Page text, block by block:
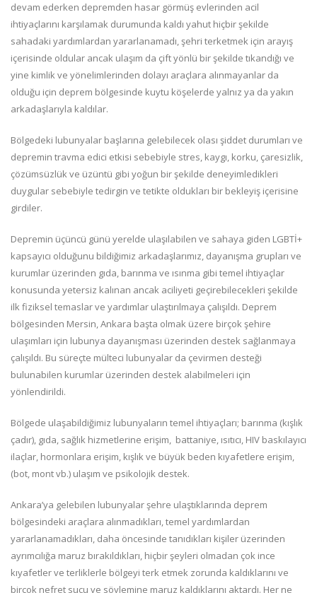
devam ederken depremden hasar görmüş evlerinden acil
ihtiyaçlarını karşılamak durumunda kaldı yahut hiçbir şekilde
sahadaki yardımlardan yararlanamadı, şehri terketmek için arayış
içerisinde oldular ancak ulaşım da çift yönlü bir şekilde tıkandığı ve
yine kimlik ve yönelimlerinden dolayı araçlara alınmayanlar da
olduğu için deprem bölgesinde kuytu köşelerde yalnız ya da yakın
arkadaşlarıyla kaldılar.
Bölgedeki lubunyalar başlarına gelebilecek olası şiddet durumları ve
depremin travma edici etkisi sebebiyle stres, kaygı, korku, çaresizlik,
çözümsüzlük ve üzüntü gibi yoğun bir şekilde deneyimledikleri
duygular sebebiyle tedirgin ve tetikte oldukları bir bekleyiş içerisine
girdiler.
Depremin üçüncü günü yerelde ulaşılabilen ve sahaya giden LGBTİ+
kapsayıcı olduğunu bildiğimiz arkadaşlarımız, dayanışma grupları ve
kurumlar üzerinden gıda, barınma ve ısınma gibi temel ihtiyaçlar
konusunda yetersiz kalınan ancak aciliyeti geçirebilecekleri şekilde
ilk fiziksel temaslar ve yardımlar ulaştırılmaya çalışıldı. Deprem
bölgesinden Mersin, Ankara başta olmak üzere birçok şehire
ulaşımları için lubunya dayanışması üzerinden destek sağlanmaya
çalışıldı. Bu süreçte mülteci lubunyalar da çevirmen desteği
bulunabilen kurumlar üzerinden destek alabilmeleri için
yönlendirildi.
Bölgede ulaşabildiğimiz lubunyaların temel ihtiyaçları; barınma (kışlık
çadır), gıda, sağlık hizmetlerine erişim, battaniye, ısıtıcı, HIV baskılayıcı
ilaçlar, hormonlara erişim, kışlık ve büyük beden kıyafetlere erişim,
(bot, mont vb.) ulaşım ve psikolojik destek.
Ankara’ya gelebilen lubunyalar şehre ulaştıklarında deprem
bölgesindeki araçlara alınmadıkları, temel yardımlardan
yararlanamadıkları, daha öncesinde tanıdıkları kişiler üzerinden
ayrımcılığa maruz bırakıldıkları, hiçbir şeyleri olmadan çok ince
kıyafetler ve terliklerle bölgeyi terk etmek zorunda kaldıklarını ve
birçok nefret suçu ve söylemine maruz kaldıklarını aktardı. Her ne